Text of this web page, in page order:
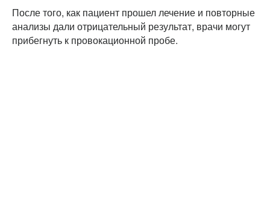
После того, как пациент прошел лечение и повторные
анализы дали отрицательный результат, врачи могут
прибегнуть к провокационной пробе.